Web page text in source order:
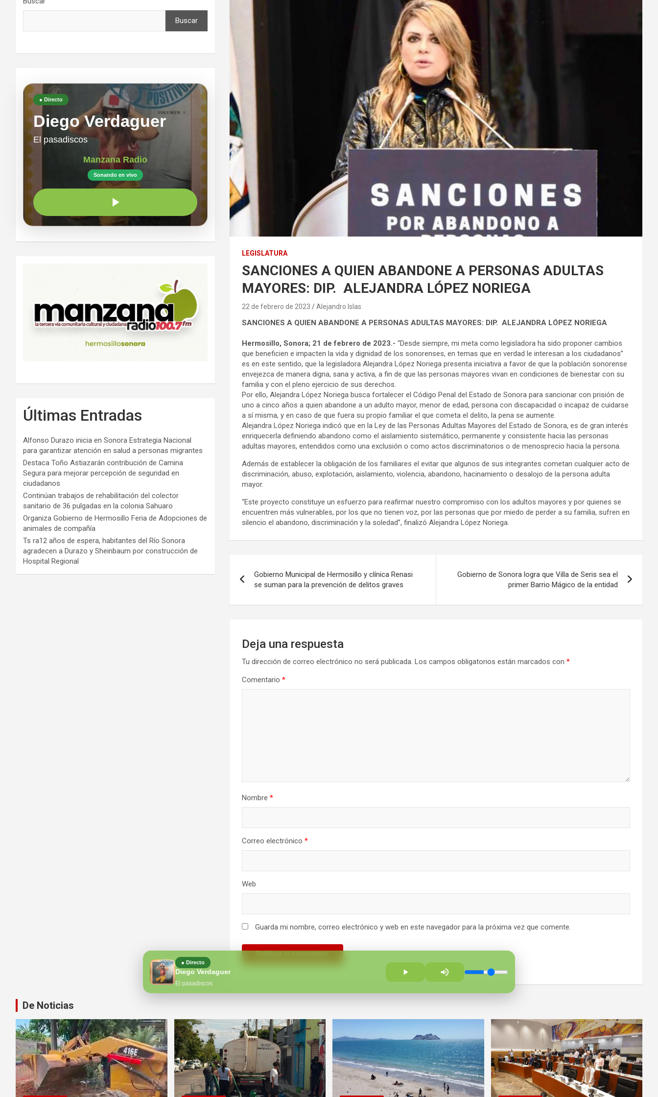
LEGISLATURA
SANCIONES A QUIEN ABANDONE A PERSONAS ADULTAS
MAYORES: DIP. ALEJANDRA LÓPEZ NORIEGA
22 de febrero de 2023 Alejandro Islas
SANCIONES A QUIEN ABANDONE A PERSONAS ADULTAS MAYORES: DIP. ALEJANDRA LÓPEZ NORIEGA
Hermosillo, Sonora; 21 de febrero de 2023.- “Desde siempre, mi meta como legisladora ha sido proponer cambios
que beneficien e impacten la vida y dignidad de los sonorenses, en temas que en verdad le interesan a los ciudadanos”
es en este sentido, que la legisladora Alejandra López Noriega presenta iniciativa a favor de que la población sonorense
envejezca de manera digna, sana y activa, a fin de que las personas mayores vivan en condiciones de bienestar con su
familia y con el pleno ejercicio de sus derechos.
Por ello, Alejandra López Noriega busca fortalecer el Código Penal del Estado de Sonora para sancionar con prisión de
uno a cinco años a quien abandone a un adulto mayor, menor de edad, persona con discapacidad o incapaz de cuidarse
a sí misma, y en caso de que fuera su propio familiar el que cometa el delito, la pena se aumente.
Alejandra López Noriega indicó que en la Ley de las Personas Adultas Mayores del Estado de Sonora, es de gran interés
enriquecerla definiendo abandono como el aislamiento sistemático, permanente y consistente hacia las personas
adultas mayores, entendidos como una exclusión o como actos discriminatorios o de menosprecio hacia la persona.
Además de establecer la obligación de los familiares el evitar que algunos de sus integrantes cometan cualquier acto de
discriminación, abuso, explotación, aislamiento, violencia, abandono, hacinamiento o desalojo de la persona adulta
mayor.
“Este proyecto constituye un esfuerzo para reafirmar nuestro compromiso con los adultos mayores y por quienes se
encuentren más vulnerables, por los que no tienen voz, por las personas que por miedo de perder a su familia, sufren en
silencio el abandono, discriminación y la soledad”, finalizó Alejandra López Noriega.
de
entradas
Gobierno Municipal de Hermosillo y clínica Renasi
se suman para la prevención de delitos graves
Gobierno de Sonora logra que Villa de Seris sea el
primer Barrio Mágico de la entidad
Deja una respuesta
Tu dirección de correo electrónico no será publicada. Los campos obligatorios están marcados con *
Comentario *
Nombre *
Correo electrónico *
Web
Guarda mi nombre, correo electrónico y web en este navegador para la próxima vez que comente.
Buscar
● Directo
Diego Verdaguer
El pasadiscos
Manzana Radio
Sonando en vivo
● Directo
Diego Verdaguer
El pasadiscos
Últimas Entradas
Alfonso Durazo inicia en Sonora Estrategia Nacional
para garantizar atención en salud a personas migrantes
Destaca Toño Astiazarán contribución de Camina
Segura para mejorar percepción de seguridad en
ciudadanos
Continúan trabajos de rehabilitación del colector
sanitario de 36 pulgadas en la colonia Sahuaro
Organiza Gobierno de Hermosillo Feria de Adopciones de
animales de compañía
Ts ra12 años de espera, habitantes del Río Sonora
agradecen a Durazo y Sheinbaum por construcción de
Hospital Regional
De Noticias